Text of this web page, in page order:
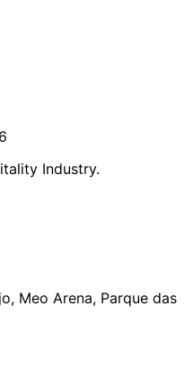
Industry.
Meo Arena, Parque das